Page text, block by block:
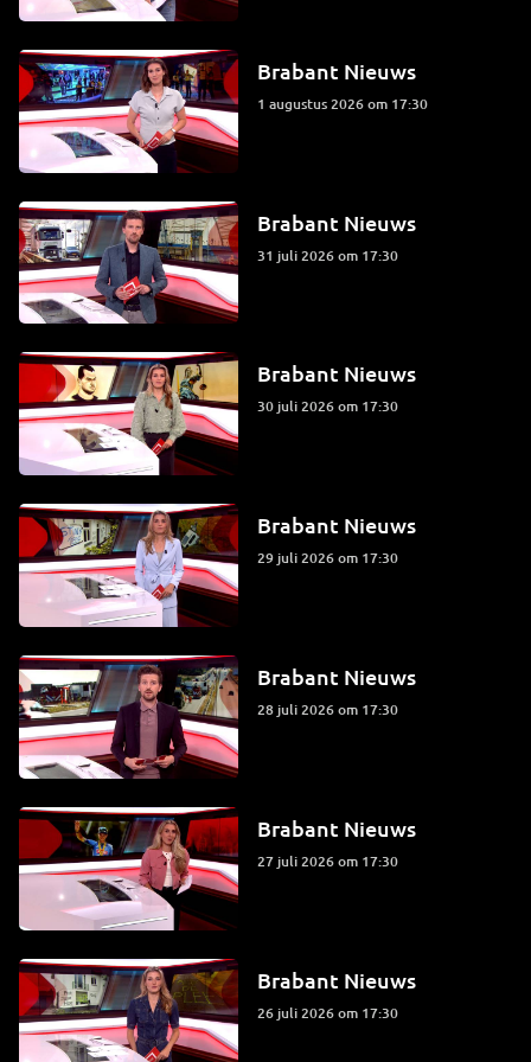
Brabant Nieuws
1 augustus 2026 om 17:30
Brabant Nieuws
31 juli 2026 om 17:30
Brabant Nieuws
30 juli 2026 om 17:30
Brabant Nieuws
29 juli 2026 om 17:30
Brabant Nieuws
28 juli 2026 om 17:30
Brabant Nieuws
27 juli 2026 om 17:30
Brabant Nieuws
26 juli 2026 om 17:30